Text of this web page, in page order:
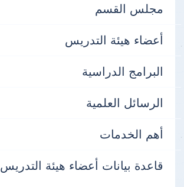
مجلس القسم
أعضاء هيئة التدريس
البرامج الدراسية
الرسائل العلمية
أهم الخدمات
قاعدة بيانات أعضاء هيئة التدريس